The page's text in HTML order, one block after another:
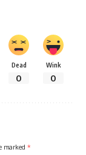
Dead
0
Wink
0
marked *